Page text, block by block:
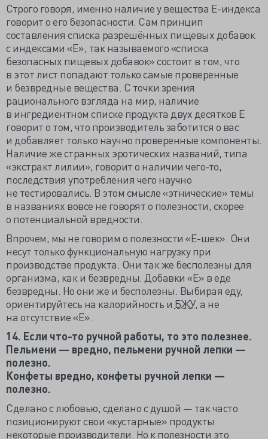
Строго говоря, именно наличие у вещества Е-индекса
говорит о его безопасности. Сам принцип
составления списка разрешённых пищевых добавок
с индексами «Е», так называемого «списка
безопасных пищевых добавок» состоит в том, что
в этот лист попадают только самые проверенные
и безвредные вещества. С точки зрения
рационального взгляда на мир, наличие
в ингредиентном списке продукта двух десятков Е
говорит о том, что производитель заботится о вас
и добавляет только научно проверенные компоненты.
Наличие же странных эротических названий, типа
«экстракт лилии», говорит о наличии чего-то,
последствия употребления чего научно
не тестировались. В этом смысле «этнические» темы
в названиях вовсе не говорят о полезности, скорее
о потенциальной вредности.
Впрочем, мы не говорим о полезности «E-шек». Они
несут только функциональную нагрузку при
производстве продукта. Они так же бесполезны для
организма, как и безвредны. Добавки «E» в еде
безвредны. Но они же и бесполезны. Выбирая еду,
ориентируйтесь на калорийность и БЖУ, а не
на отсутствие «E».
14. Если что-то ручной работы, то это полезнее.
Пельмени — вредно, пельмени ручной лепки —
полезно.
Конфеты вредно, конфеты ручной лепки —
полезно.
Сделано с любовью, сделано с душой — так часто
позиционируют свои «кустарные» продукты
некоторые производители. Но к полезности это